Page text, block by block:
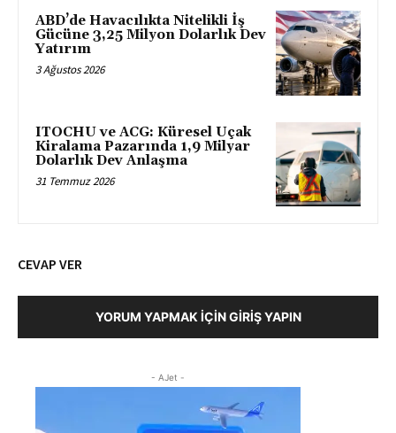
ABD’de Havacılıkta Nitelikli İş
Gücüne 3,25 Milyon Dolarlık Dev
Yatırım
3 Ağustos 2026
ITOCHU ve ACG: Küresel Uçak
Kiralama Pazarında 1,9 Milyar
Dolarlık Dev Anlaşma
31 Temmuz 2026
CEVAP VER
YORUM YAPMAK İÇIN GIRIŞ YAPIN
- AJet -